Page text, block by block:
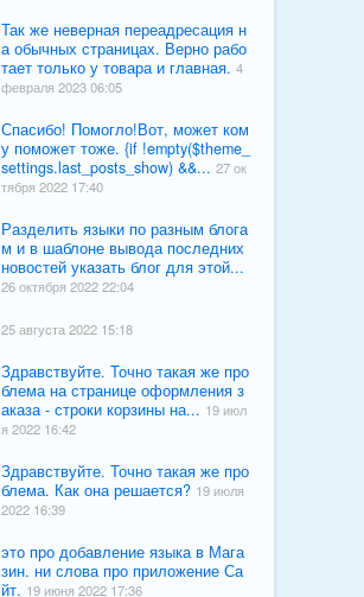
Так же неверная переадресация н
а обычных страницах. Верно рабо
тает только у товара и главная. 4
февраля 2023 06:05
Спасибо! Помогло!Вот, может ком
у поможет тоже. {if !empty($theme_
settings.last_posts_show) &&... 27 ок
тября 2022 17:40
Разделить языки по разным блога
м и в шаблоне вывода последних
новостей указать блог для этой...
26 октября 2022 22:04
25 августа 2022 15:18
Здравствуйте. Точно такая же про
блема на странице оформления з
аказа - строки корзины на... 19 июл
я 2022 16:42
Здравствуйте. Точно такая же про
блема. Как она решается? 19 июля
2022 16:39
это про добавление языка в Мага
зин. ни слова про приложение Са
йт. 19 июня 2022 17:36